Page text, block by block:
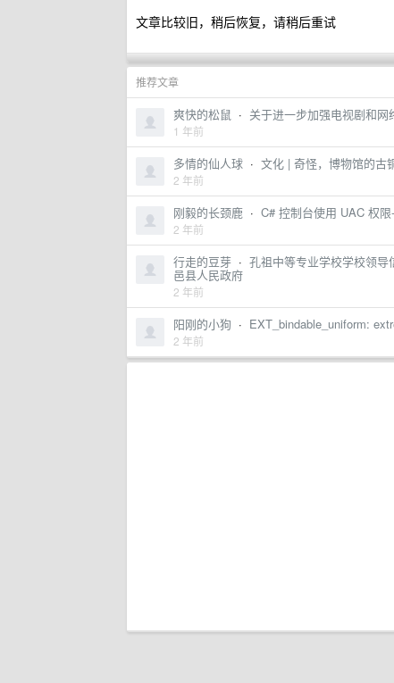
文章比较旧，稍后恢复，请稍后重试
推荐文章
爽快的松鼠 · 关于进一步加强电视剧和
1 年前
多情的仙人球 · 文化 | 奇怪，博物馆的古
2 年前
刚毅的长颈鹿 · C# 控制台使用 UAC 权
2 年前
行走的豆芽 · 孔祖中等专业学校学校领
邑县人民政府
2 年前
阳刚的小狗 · EXT_bindable_uniform:
2 年前